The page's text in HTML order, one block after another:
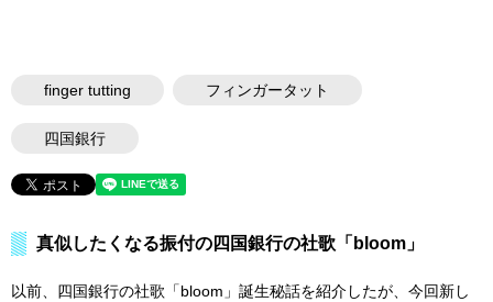
finger tutting フィンガータット
四国銀行
真似したくなる振付の四国銀行の社歌「bloom」
以前、四国銀行の社歌「bloom」誕生秘話を紹介したが、今回新し